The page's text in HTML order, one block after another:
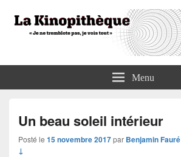
La KinopithèqueMenu
Un beau soleil intérieur
Posté le 15 novembre 2017par Benjamin Fauré
↓